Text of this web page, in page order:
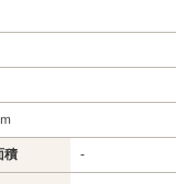
積 -